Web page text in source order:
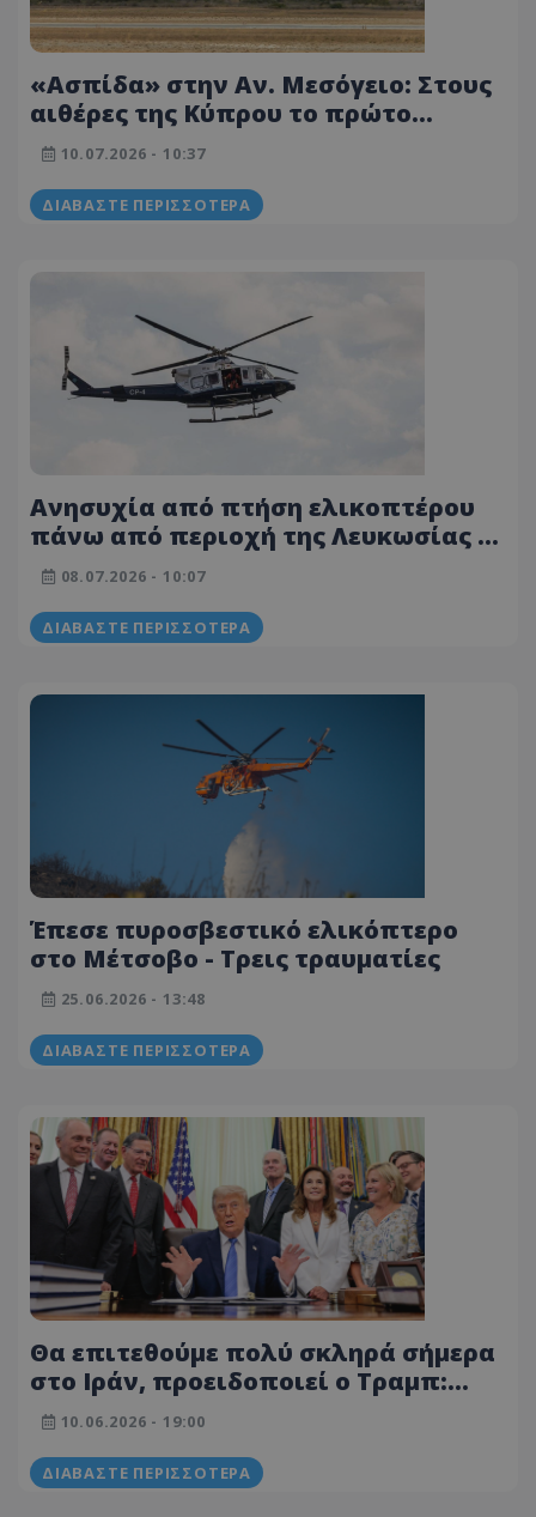
«Ασπίδα» στην Αν. Μεσόγειο: Στους
αιθέρες της Κύπρου το πρώτο
υπερσύγχρονο ελικόπτερο Airbus
H145 Jupiter – Δείτε φωτογραφίες
10.07.2026 - 10:37
ΔΙΑΒΆΣΤΕ ΠΕΡΙΣΣΌΤΕΡΑ
Ανησυχία από πτήση ελικοπτέρου
πάνω από περιοχή της Λευκωσίας -
Δείτε βίντεο
08.07.2026 - 10:07
ΔΙΑΒΆΣΤΕ ΠΕΡΙΣΣΌΤΕΡΑ
Έπεσε πυροσβεστικό ελικόπτερο
στο Μέτσοβο - Τρεις τραυματίες
25.06.2026 - 13:48
ΔΙΑΒΆΣΤΕ ΠΕΡΙΣΣΌΤΕΡΑ
Θα επιτεθούμε πολύ σκληρά σήμερα
στο Ιράν, προειδοποιεί ο Τραμπ:
«Έχουμε το δικαίωμα, κατέρριψαν
το ελικόπτερό μας»
10.06.2026 - 19:00
ΔΙΑΒΆΣΤΕ ΠΕΡΙΣΣΌΤΕΡΑ